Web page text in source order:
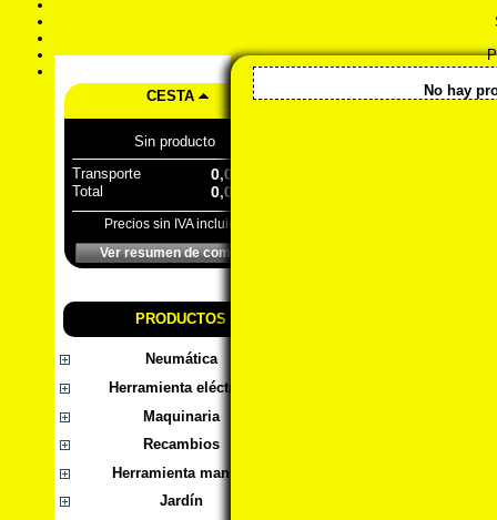
CESTA
Sin producto
Transporte
0,00 €
Total 0,00 €
Precios sin IVA incluido
Ver resumen de compra
PRODUCTOS
Neumática
Herramienta eléctrica
Maquinaria
Recambios
Herramienta manual
Jardín
No hay